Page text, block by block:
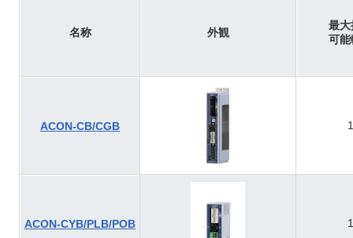
名称 外観
最大
可能
ACON-CB/CGB 1
ACON-CYB/PLB/POB 1